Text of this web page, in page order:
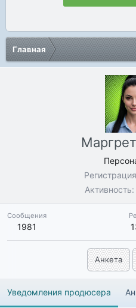
Главная
Регистрация
Активность
Сообщения
1981
Анкета
Уведомления продюсера